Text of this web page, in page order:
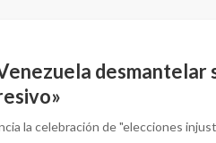
desmantelar
la celebración de "elecciones